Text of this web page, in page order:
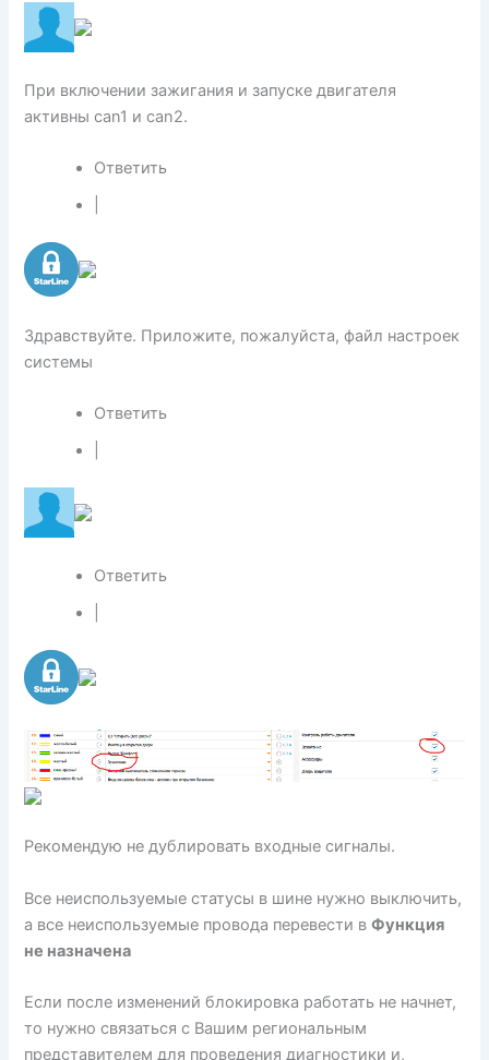
При включении зажигания и запуске двигателя
активны can1 и can2.
Ответить
Здравствуйте. Приложите, пожалуйста, файл настроек
системы
Ответить
Ответить
Рекомендую не дублировать входные сигналы.
Все неиспользуемые статусы в шине нужно выключить,
а все неиспользуемые провода перевести вФункция
не назначена
Если после изменений блокировка работать не начнет,
то нужно связаться с Вашим региональным
представителем для проведения диагностики и,